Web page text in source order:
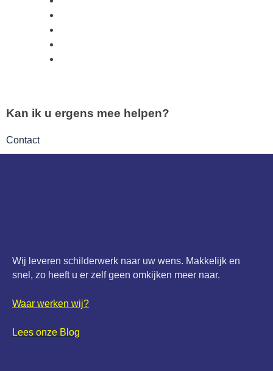
Kan ik u ergens mee helpen?
Contact
Wij leveren schilderwerk naar uw wens. Makkelijk en
snel, zo heeft u er zelf geen omkijken meer naar.
Waar werken wij?
Lees onze Blog